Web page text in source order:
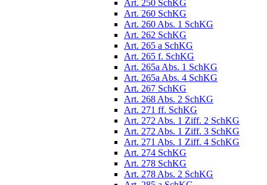
Art. 250 SchKG
Art. 260 SchKG
Art. 260 Abs. 1 SchKG
Art. 262 SchKG
Art. 265 a SchKG
Art. 265 f. SchKG
Art. 265a Abs. 1 SchKG
Art. 265a Abs. 4 SchKG
Art. 267 SchKG
Art. 268 Abs. 2 SchKG
Art. 271 ff. SchKG
Art. 272 Abs. 1 Ziff. 2 SchKG
Art. 272 Abs. 1 Ziff. 3 SchKG
Art. 271 Abs. 1 Ziff. 4 SchKG
Art. 274 SchKG
Art. 278 SchKG
Art. 278 Abs. 2 SchKG